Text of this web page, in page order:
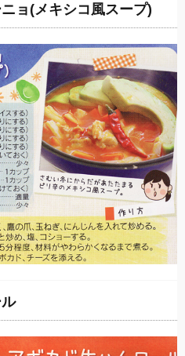
ョ(メキシコ風スープ)